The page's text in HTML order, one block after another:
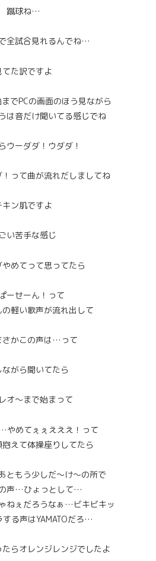
蹴球ね…
全試合見れるんでね…
てた訳ですよ
でPCの画面のほう見ながら
は音だけ聞いてる感じでね
ウーダダ！ウダダ！
って曲が流れだしましてね
キン肌ですよ
い苦手な感じ
やめてって思ってたら
ーせーん！って
軽い歌声が流れ出して
かこの声は…って
ながら聞いてたら
オ～まで始まって
めてぇぇえええ！って
えて体操座りしてたら
ともう少しだ～け～の所で
声…ひょっとして…
ねぇだろうなぁ…ビキビキッ
する声はYAMATOだろ…
らオレンジレンジでしたよ